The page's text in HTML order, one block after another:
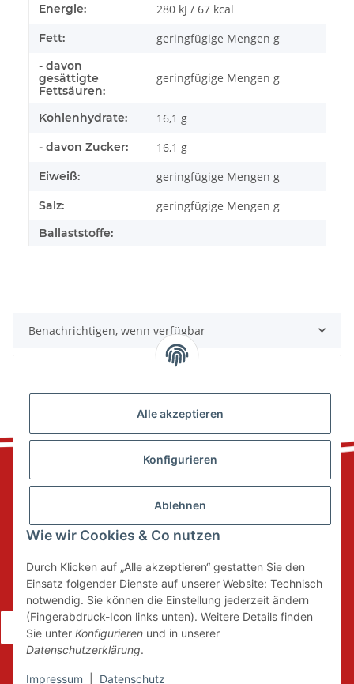
Alle akzeptieren
Konfigurieren
Ablehnen
Wie wir Cookies & Co nutzen
Durch Klicken auf „Alle akzeptieren“ gestatten Sie den
Einsatz folgender Dienste auf unserer Website: Technisch
notwendig. Sie können die Einstellung jederzeit ändern
(Fingerabdruck-Icon links unten). Weitere Details finden
Sie unter Konfigurieren und in unserer
Datenschutzerklärung.
Impressum Datenschutz
Energie: 280 kJ / 67 kcal
Fett: geringfügige Mengen g
- davon
gesättigte
Fettsäuren:
geringfügige Mengen g
Kohlenhydrate: 16,1 g
- davon Zucker: 16,1 g
Eiweiß: geringfügige Mengen g
Salz: geringfügige Mengen g
Ballaststoffe:
Benachrichtigen, wenn verfügbar
Informationen
Gesetzliche Informationen
Vertrag widerrufen